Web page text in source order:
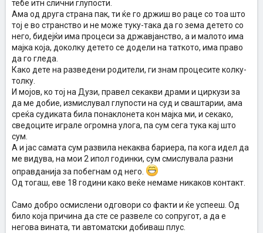
тебе итн слични глупости.
Ама од друга страна пак, ти ќе го држиш во раце со тоа што
тој е во странство и не може туку-така да го зема детето со
него, бидејќи има процеси за државјанство, а и малото има
мајка која, доколку детето се додели на таткото, има право
да го гледа.
Како дете на разведени родители, ги знам процесите колку-
толку.
И мојов, ко тој на Дузи, правел секакви драми и циркузи за
да ме добие, измислувал глупости на суд и сваштарии, ама
среќа судиката била понаклонета кон мајка ми, и секако,
сведоците играле огромна улога, па сум сега тука кај што
сум.
А и јас самата сум развила некаква бариера, па кога идел да
ме видува, на мои 2 ипол годинки, сум смислувала разни
оправданија за побегнам од него.
Од тогаш, еве 18 години како веќе немаме никаков контакт.
Само добро осмислени одговори со факти и ќе успееш. Од
било која причина да сте се развеле со сопругот, а да е
негова вината, ти автоматски добиваш плус.